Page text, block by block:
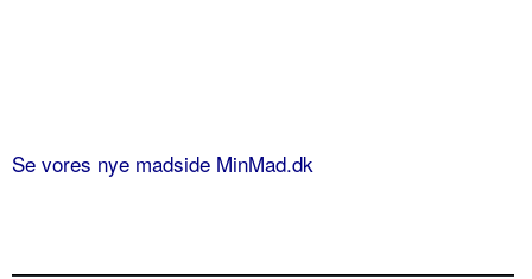
Se vores nye madside MinMad.dk